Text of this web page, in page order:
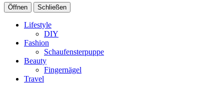
Öffnen Schließen
Lifestyle
DIY
Fashion
Schaufensterpuppe
Beauty
Fingernägel
Travel